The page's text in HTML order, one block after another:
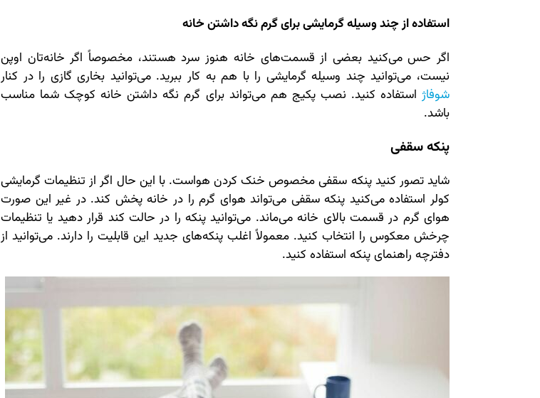
استفاده از چند وسیله گرمایشی برای گرم نگه داشتن خانه
اگر حس می‌کنید بعضی از قسمت‌های خانه هنوز سرد هستند، مخصوصاً اگر خانه‌تان اوپن
نیست، می‌توانید چند وسیله گرمایشی را با هم به کار ببرید. می‌توانید بخاری گازی را در کنار
شوفاژ استفاده کنید. نصب پکیج هم می‌تواند برای گرم نگه داشتن خانه کوچک شما مناسب
باشد.
پنکه سقفی
شاید تصور کنید پنکه سقفی مخصوص خنک کردن هواست. با این حال اگر از تنظیمات گرمایشی
کولر استفاده می‌کنید پنکه سقفی می‌تواند هوای گرم را در خانه پخش کند. در غیر این صورت
هوای گرم در قسمت بالای خانه می‌ماند. می‌توانید پنکه را در حالت کند قرار دهید یا تنظیمات
چرخش معکوس را انتخاب کنید. معمولاً اغلب پنکه‌های جدید این قابلیت را دارند. می‌توانید از
دفترچه راهنمای پنکه استفاده کنید.